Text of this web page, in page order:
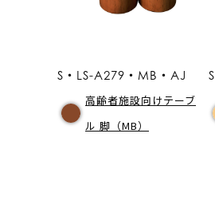
S・LS-A279・MB・AJ
高齢者施設向けテーブ
ル 脚（MB）